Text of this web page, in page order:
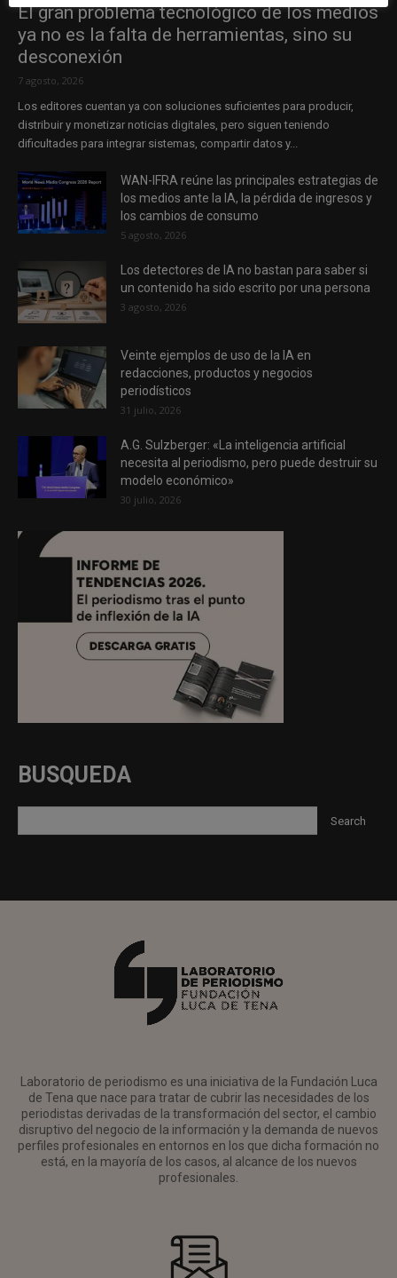
El gran problema tecnológico de los medios
ya no es la falta de herramientas, sino su
desconexión
7 agosto, 2026
Los editores cuentan ya con soluciones suficientes para producir,
distribuir y monetizar noticias digitales, pero siguen teniendo
dificultades para integrar sistemas, compartir datos y...
WAN-IFRA reúne las principales estrategias de
los medios ante la IA, la pérdida de ingresos y
los cambios de consumo
5 agosto, 2026
Los detectores de IA no bastan para saber si
un contenido ha sido escrito por una persona
3 agosto, 2026
Veinte ejemplos de uso de la IA en
redacciones, productos y negocios
periodísticos
31 julio, 2026
A.G. Sulzberger: «La inteligencia artificial
necesita al periodismo, pero puede destruir su
modelo económico»
30 julio, 2026
BUSQUEDA
Laboratorio de periodismo es una iniciativa de la Fundación Luca
de Tena que nace para tratar de cubrir las necesidades de los
periodistas derivadas de la transformación del sector, el cambio
disruptivo del negocio de la información y la demanda de nuevos
perfiles profesionales en entornos en los que dicha formación no
está, en la mayoría de los casos, al alcance de los nuevos
profesionales.